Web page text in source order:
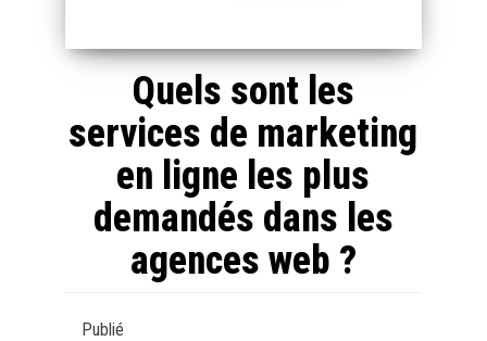
Quels sont les
services de marketing
en ligne les plus
demandés dans les
agences web ?
Publié